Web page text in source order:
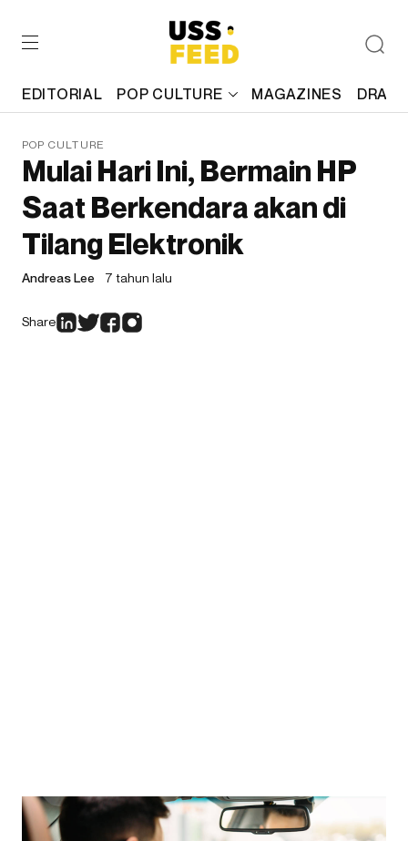
EDITORIAL POP CULTURE MAGAZINES
POP CULTURE
Mulai Hari Ini, Bermain HP
Saat Berkendara akan di
Tilang Elektronik
Andreas Lee 7 tahun lalu
Share